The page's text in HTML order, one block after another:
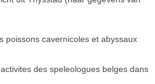
poissons cavernicoles et abyssaux
des speleologues belges dans